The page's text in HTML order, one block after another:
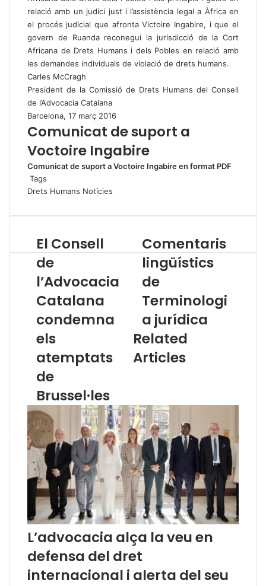
relació amb un judici just i l’assistència legal a Àfrica en
el procés judicial que afronta Victoire Ingabire, i que el
govern de Ruanda reconegui la jurisdicció de la Cort
Africana de Drets Humans i dels Pobles en relació amb
les demandes individuals de violació de drets humans.
Carles McCragh
President de la Comissió de Drets Humans del Consell
de l’Advocacia Catalana
Barcelona, 17 març 2016
Comunicat de suport a
Voctoire Ingabire
Comunicat de suport a Voctoire Ingabire en format PDF
Tags
Drets Humans Notícies
E
l
C
o
s
e
l
e
l
A
d
v
o
c
a
c
i
a
a
t
a
a
El Consell
de
l’Advocacia
Catalana
condemna
els
atemptats
de
Brussel·les
C
o
e
a
r
i
l
ü
í
s
i
c
s
d
e
T
e
Comentaris
lingüístics
de
Terminologi
a jurídica
Related
Articles
L’advocacia alça la veu en
defensa del dret
internacional i alerta del seu